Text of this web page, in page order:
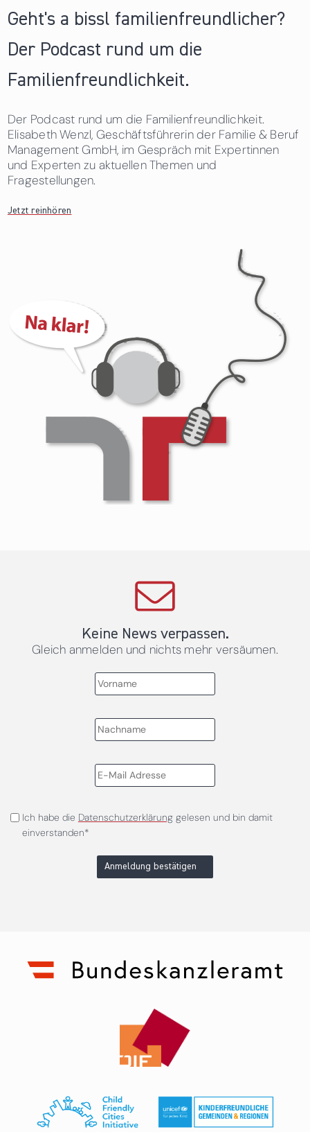
Geht's a bissl familienfreundlicher?
Der Podcast rund um die
Familienfreundlichkeit.
Der Podcast rund um die Familienfreundlichkeit.
Elisabeth Wenzl, Geschäftsführerin der Familie & Beruf
Management GmbH, im Gespräch mit Expertinnen
und Experten zu aktuellen Themen und
Fragestellungen.
Jetzt reinhören
Keine News verpassen.
Gleich anmelden und nichts mehr versäumen.
Ich habe die Datenschutzerklärunggelesen und bin damit
einverstanden*
Anmeldung bestätigen